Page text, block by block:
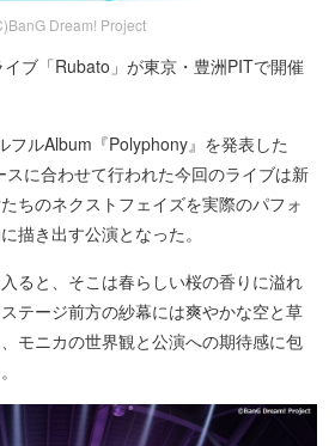
Dream! Project
ブ「Rubato」が東京・豊洲PITで開催
フルAlbum『Polyphony』を発表した
に合わせて行われた今回のライブは新
ちのネクストフェイズを実際のパフォ
描き出す公演となった。
ると、そこは春らしい桜の香りに溢れ
テージ前方の紗幕には爽やかな空と草
モニカの世界観と公演への期待感に包